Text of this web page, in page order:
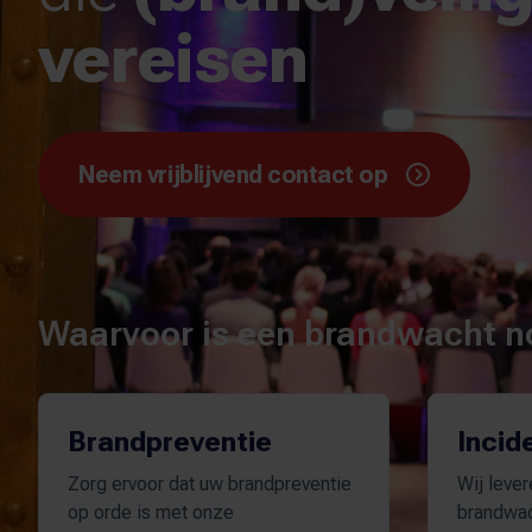
vereisen
Neem vrijblijvend contact op
Waarvoor is een brandwacht
Brandpreventie
Zorg ervoor dat uw brandpreventie
op orde is met onze
Wij